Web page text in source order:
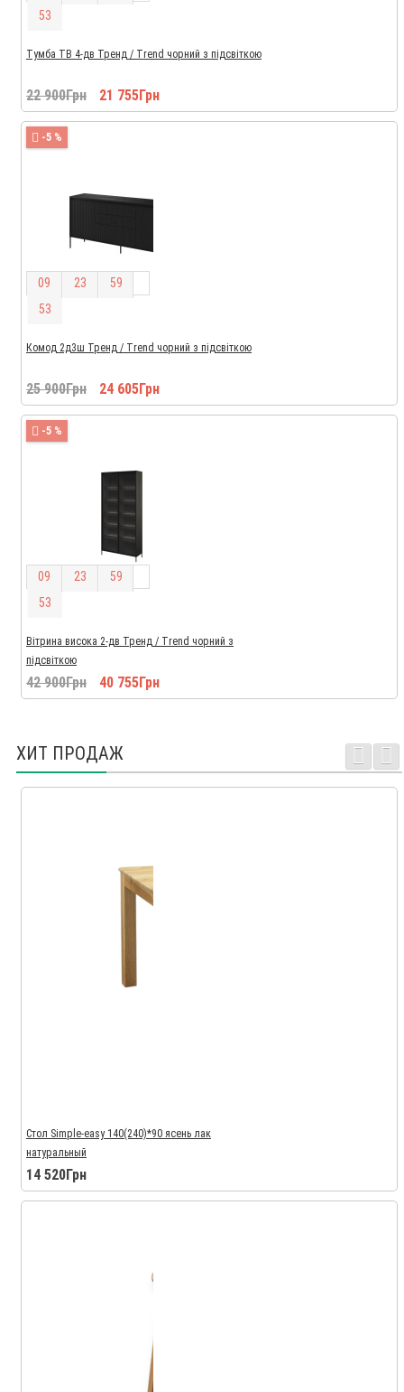
52
Тумба ТВ 4-дв Тренд / Trend чорний з підсвіткою
22 900Грн 21 755Грн
-5 %
09 23 59
52
Комод 2д3ш Тренд / Trend чорний з підсвіткою
25 900Грн 24 605Грн
-5 %
09 23 59
52
Вітрина висока 2-дв Тренд / Trend чорний з
підсвіткою
42 900Грн 40 755Грн
ХИТ ПРОДАЖ
Стол Simple-easy 140(240)*90 ясень лак
натуральный
14 520Грн